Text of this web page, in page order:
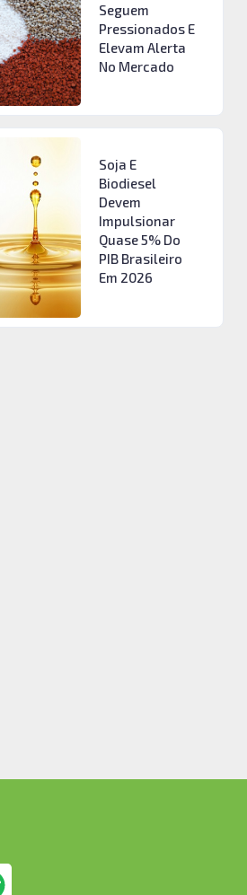
Seguem
Pressionados E
Elevam Alerta
No Mercado
Soja E
Biodiesel
Devem
Impulsionar
Quase 5% Do
PIB Brasileiro
Em 2026